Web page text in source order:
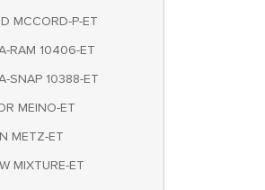
MCCORD-P-ET
RAM 10406-ET
SNAP 10388-ET
MEINO-ET
METZ-ET
MIXTURE-ET